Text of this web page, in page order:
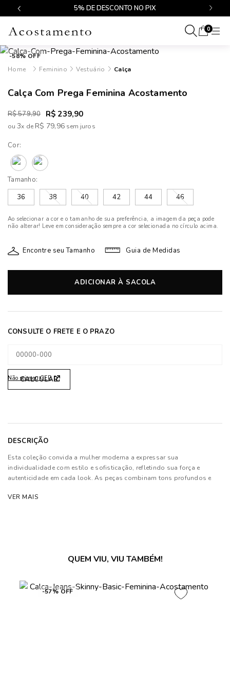
5% DE DESCONTO NO PIX
0
-58% OFF
Feminino
Vestuário Calça
Calça Com Prega Feminina Acostamento
R$ 579,90 R$ 239,90
ou3x deR$ 79,96
Cor:
Tamanho:
36
38 40 42 44 46
Ao selecionar a cor e o tamanho de sua preferência, a imagem da peça pode
não alterar! Leve em consideração sempre a cor selecionada no círculo acima.
Encontre seu Tamanho Guia de Medidas
ADICIONAR À SACOLA
Não sei meu CEP
DESCRIÇÃO
Esta coleção convida a mulher moderna a expressar sua
individualidade com estilo e sofisticação, refletindo sua força e
autenticidade em cada look. As peças combinam tons profundos e
estratégicas que proporcionam conforto e elegância.
VER MAIS
QUEM VIU, VIU TAMBÉM!
-57% OFF